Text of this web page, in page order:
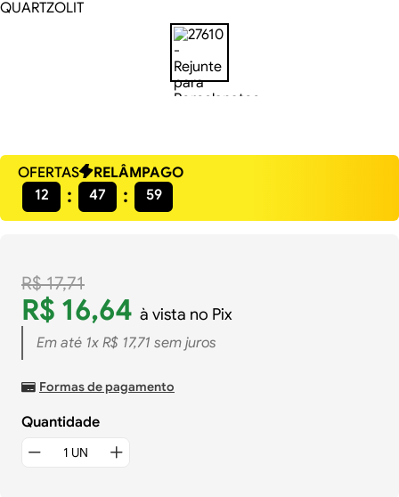
OFERTAS
RELÂMPAGO
12
47 58
R$ 17,71
R$ 16,64 à vista no Pix
Em até 1x R$ 17,71 sem juros
Formas de pagamento
Quantidade